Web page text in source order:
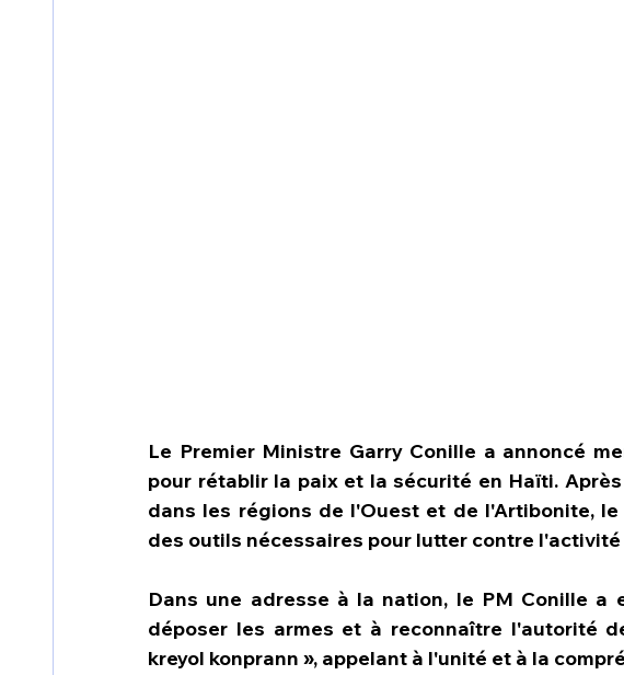
Le Premier Ministre Garry Conille a annoncé
pour rétablir la paix et la sécurité en Haïti.
dans les régions de l'Ouest et de l'Artibonite,
des outils nécessaires pour lutter contre
Dans une adresse à la nation, le PM Conille a
déposer les armes et à reconnaître l'autorité
kreyol konprann », appelant à l'unité et à la